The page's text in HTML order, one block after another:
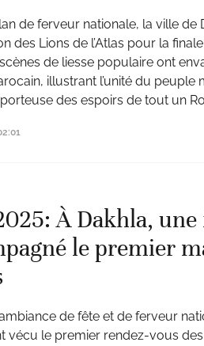
de ferveur nationale, la ville de
des Lions de l’Atlas pour la
de liesse populaire ont
illustrant l’unité du peuple
des espoirs de tout un
À Dakhla,
le premier
de fête et de ferveur
vécu le premier rendez-vous des